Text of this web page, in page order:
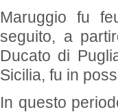
Maruggio fu
seguito, a
Ducato di
Sicilia, fu in
In questo